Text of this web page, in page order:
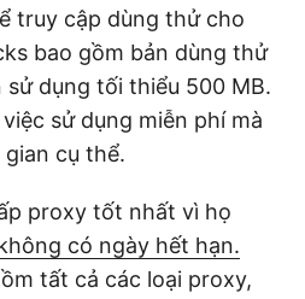
truy cập dùng thử cho
bao gồm bản dùng thử
sử dụng tối thiểu 500 MB.
việc sử dụng miễn phí mà
cụ thể.
proxy tốt nhất vì họ
có ngày hết hạn.
tất cả các loại proxy,